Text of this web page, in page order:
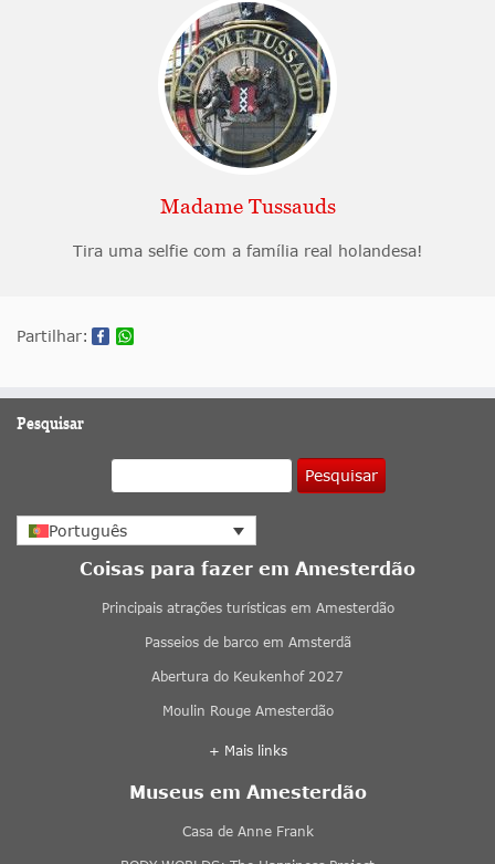
Madame Tussauds
Tira uma selfie com a família real holandesa!
Partilhar:
Pesquisar
Pesquisar
Português
Coisas para fazer em Amesterdão
Principais atrações turísticas em Amesterdão
Passeios de barco em Amsterdã
Abertura do Keukenhof 2027
Moulin Rouge Amesterdão
+ Mais links
Museus em Amesterdão
Casa de Anne Frank